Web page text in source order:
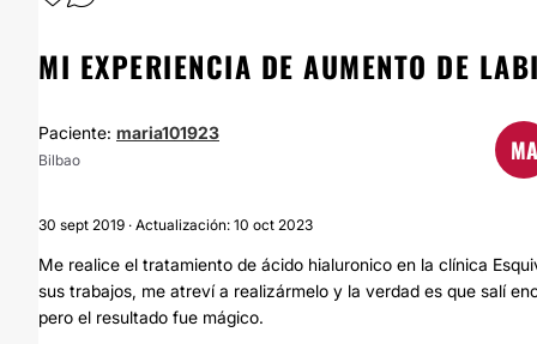
MI EXPERIENCIA DE AUMENTO DE
Paciente: maria101923
Bilbao MA
30 sept 2019 · Actualización: 10 oct 2023
Me realice el tratamiento de ácido hialuronico en la clínica
sus trabajos, me atreví a realizármelo y la verdad es que salí
pero el resultado fue mágico.